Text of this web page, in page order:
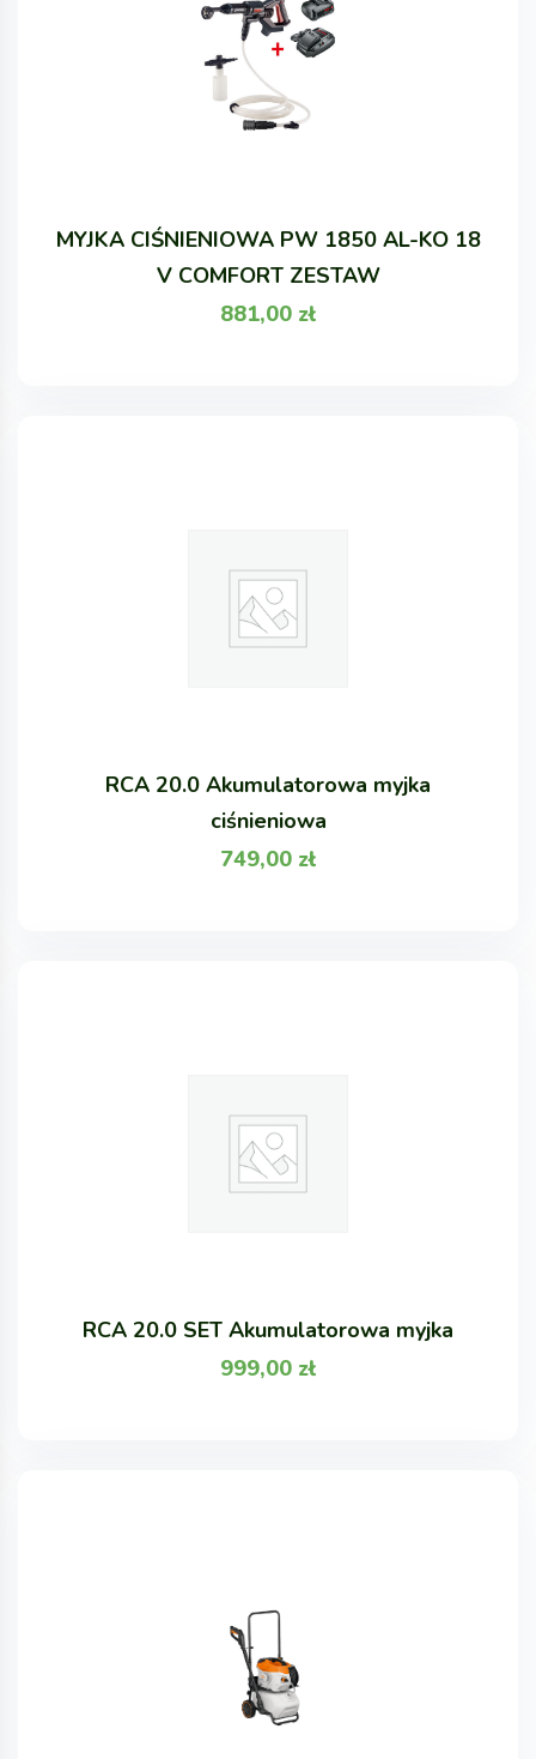
MYJKA CIŚNIENIOWA PW 1850 AL-KO 18
V COMFORT ZESTAW
881,00 zł
RCA 20.0 Akumulatorowa myjka
ciśnieniowa
749,00 zł
RCA 20.0 SET Akumulatorowa myjka
999,00 zł